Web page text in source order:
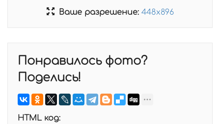
Ваше разрешение: 448x896
Понравилось фото?
Поделись!
HTML код: